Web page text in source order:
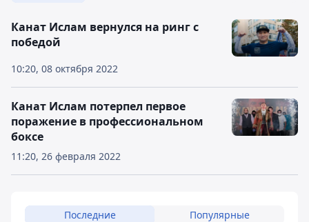
10:20, 08 октября 2022
Канат Ислам вернулся на ринг с
победой
11:20, 26 февраля 2022
Канат Ислам потерпел первое
поражение в профессиональном
боксе
Последние Популярные